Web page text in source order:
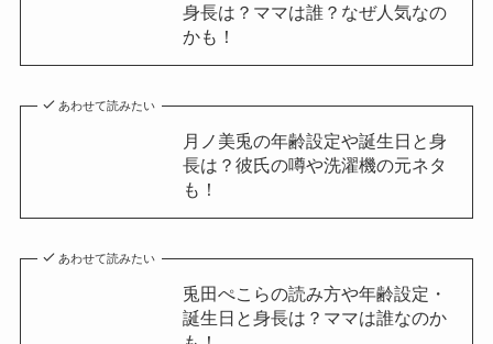
身長は？ママは誰？なぜ人気なの
かも！
あわせて読みたい
月ノ美兎の年齢設定や誕生日と身
長は？彼氏の噂や洗濯機の元ネタ
も！
あわせて読みたい
兎田ぺこらの読み方や年齢設定・
誕生日と身長は？ママは誰なのか